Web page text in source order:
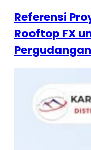
Referensi
Rooftop FX
Pergudangan